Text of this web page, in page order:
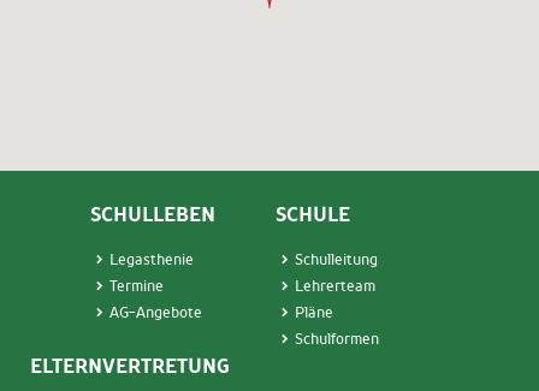
SCHULLEBEN
Legasthenie
Termine
AG-Angebote
SCHULE
Schulleitung
Lehrerteam
Pläne
Schulformen
ELTERNVERTRETUNG